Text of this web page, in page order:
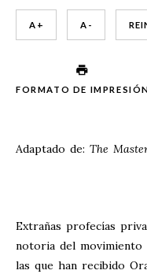
A + A -
FORMATO DE
Adaptado de: The
Extrañas profecías
notoria del movimiento
las que han recibido